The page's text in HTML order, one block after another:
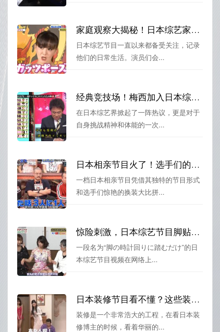
家庭观察大揭秘！日本综艺家庭大作战全集每期节目背后的故事
日本综艺节目一直以来都备受关注，记录
他们的日常生活。演员们会...
经典竞技场！梅西加入日本综艺史上最强户外挑战
在日本综艺界掀起了一阵热议，更是对于
自身挑战精神和体能的一次...
日本相亲节目火了！选手们的换装大比拼
一档日本相亲节目凭借其独特的节目形式
和选手们惊艳的换装大比拼...
惊险刺激，日本综艺节目脚贴脸视频燃爆网络
一段名为“脚の時計回りに踏むだけ”的日
本综艺节目视频在网络上...
日本装修节目看不懂？这些装修博主的文章或许能帮助你理清思路
装修是一个非常浩大的工程，在看日本装
修博主的时候，看着华丽的...